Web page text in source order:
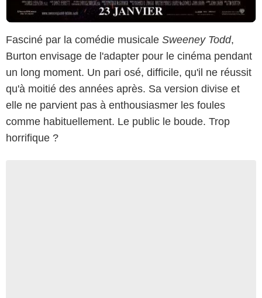
Fasciné par la comédie musicale Sweeney Todd,
Burton envisage de l'adapter pour le cinéma pendant
un long moment. Un pari osé, difficile, qu'il ne réussit
qu'à moitié des années après. Sa version divise et
elle ne parvient pas à enthousiasmer les foules
comme habituellement. Le public le boude. Trop
horrifique ?